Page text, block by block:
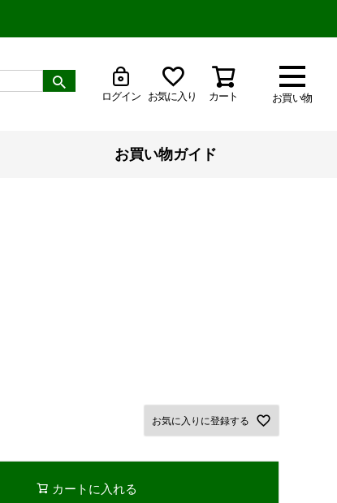
お買い物
ログイン お気に入り カート
お買い物ガイド
お気に入りに登録する
カートに入れる